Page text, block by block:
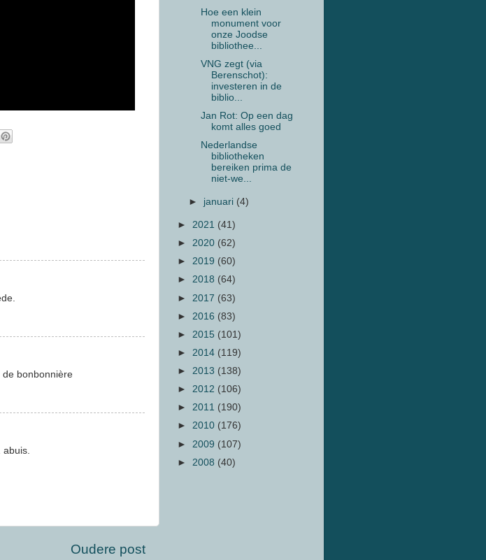
de bonbonnière
abuis.
Oudere post
Hoe een klein
monument voor
onze Joodse
bibliothee...
VNG zegt (via
Berenschot):
investeren in de
biblio...
Jan Rot: Op een dag
komt alles goed
Nederlandse
bibliotheken
bereiken prima de
niet-we...
► januari (4)
► 2021 (41)
► 2020 (62)
► 2019 (60)
► 2018 (64)
► 2017 (63)
► 2016 (83)
► 2015 (101)
► 2014 (119)
► 2013 (138)
► 2012 (106)
► 2011 (190)
► 2010 (176)
► 2009 (107)
► 2008 (40)